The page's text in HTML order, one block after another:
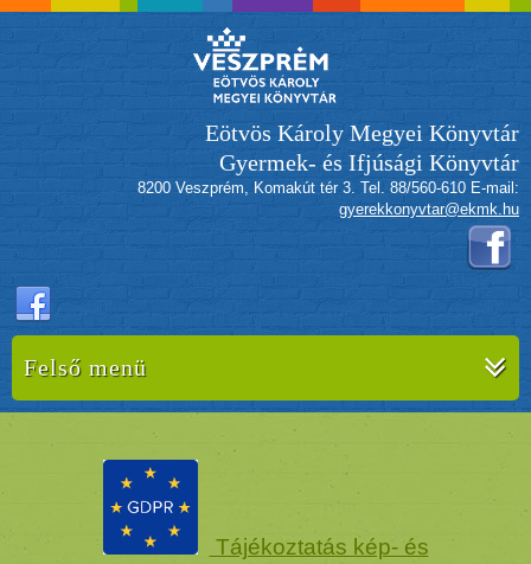
Eötvös Károly Megyei Könyvtár
Gyermek- és Ifjúsági Könyvtár
8200 Veszprém, Komakút tér 3. Tel. 88/560-610 E-mail:
gyerekkonyvtar@ekmk.hu
Felső menü
Tájékoztatás kép- és